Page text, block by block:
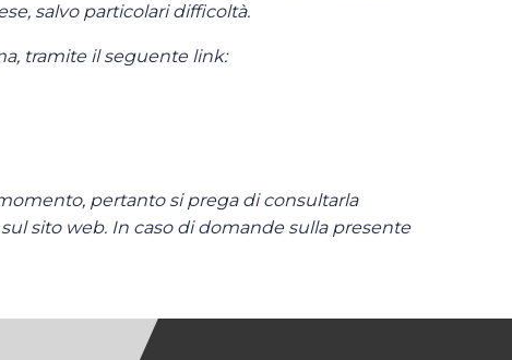
salvo particolari difficoltà.
tramite il seguente link:
pertanto si prega di consultarla
sito web. In caso di domande sulla presente